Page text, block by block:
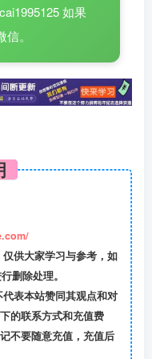
如果
。
供大家学习与参考，如
删除处理。
表本站赞同其观点和对
的联系方式和充值费
不要随意充值，充值后